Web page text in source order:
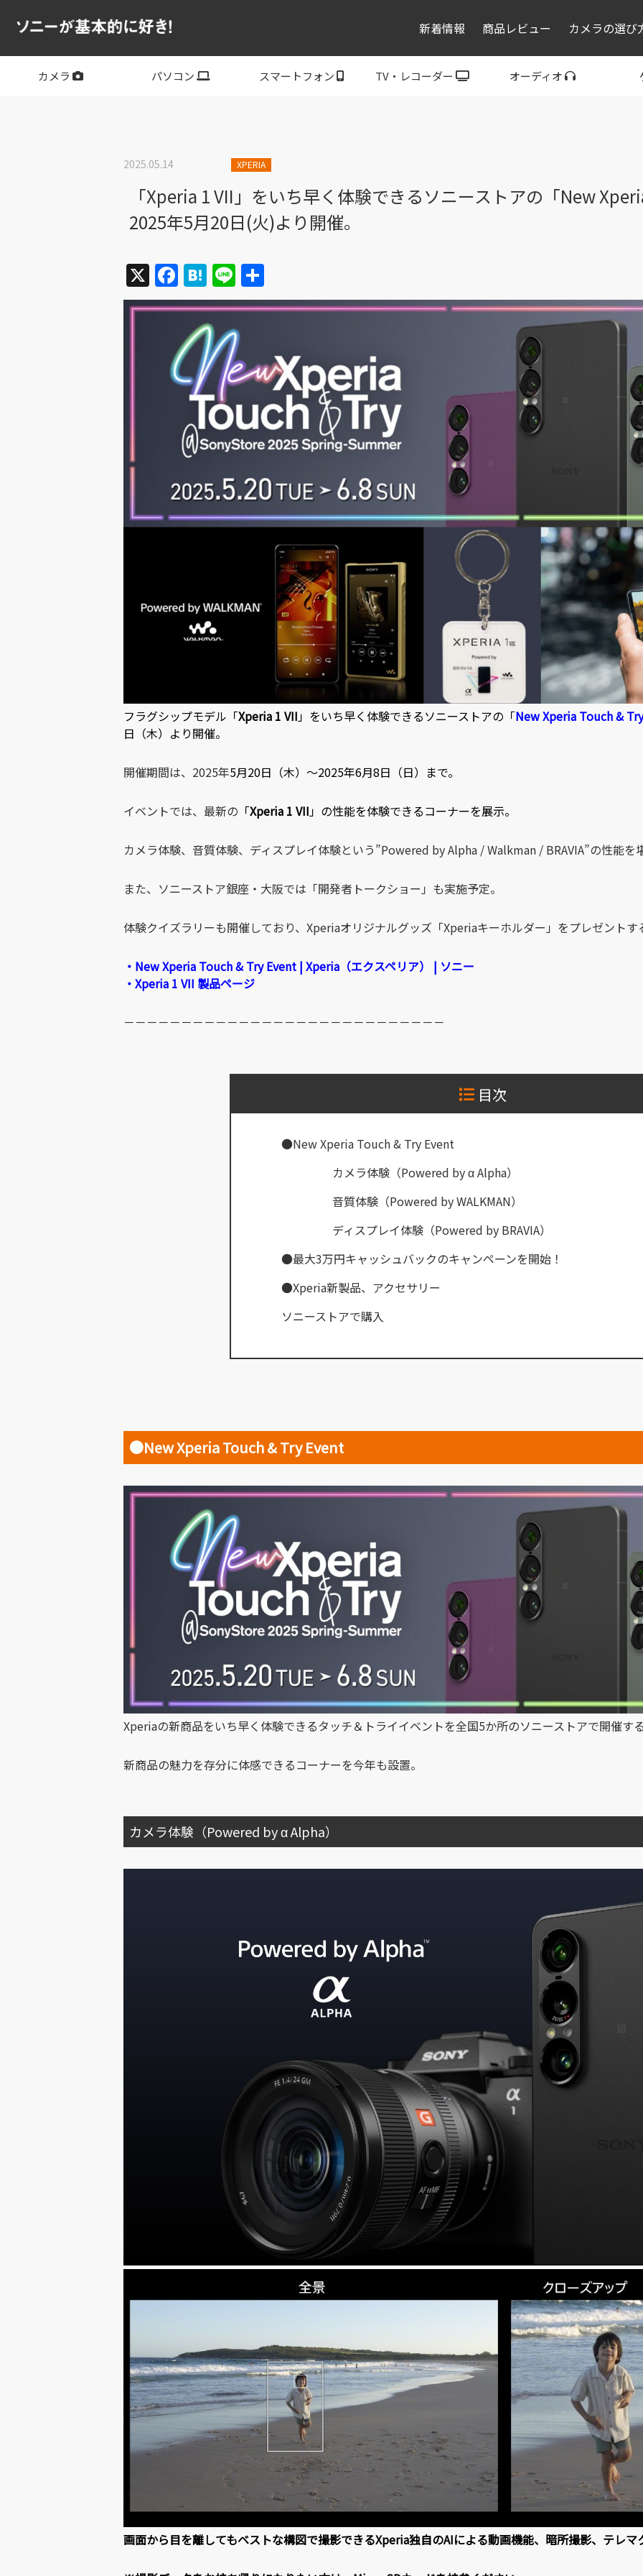
新着情報 商品レビュー カメラの選び
カメラ パソコン スマートフォン TV・レコーダー オーディオ
2025.05.14 XPERIA
「Xperia 1 VII」をいち早く体験できるソニーストアの「New
2025年5月20日(火)より開催。
X Facebook
Hatena
Line
有
フラグシップモデル「Xperia 1 VII」をいち早く体験できるソニーストアの「New Xperia Touch &
日（木）より開催。
開催期間は、2025年5月20日（木）～2025年6月8日（日）まで。
イベントでは、最新の 「Xperia 1 VII」の性能を体験できるコーナーを展示。
カメラ体験、音質体験、ディスプレイ体験という”Powered by Alpha / Walkman / BRAVIA”の性能を
また、ソニーストア銀座・大阪では「開発者トークショー」も実施予定。
体験クイズラリーも開催しており、Xperiaオリジナルグッズ「Xperiaキーホルダー」をプレゼントす
・New Xperia Touch & Try Event | Xperia（エクスペリア） | ソニー
・Xperia 1 VII 製品ページ
－－－－－－－－－－－－－－－－－－－－－－－－－－－－
目次
●New Xperia Touch & Try Event
カメラ体験（Powered by α Alpha）
音質体験（Powered by WALKMAN）
ディスプレイ体験（Powered by BRAVIA）
●最大3万円キャッシュバックのキャンペーンを開始！
●Xperia新製品、アクセサリー
ソニーストアで購入
●New Xperia Touch & Try Event
Xperiaの新商品をいち早く体験できるタッチ＆トライイベントを全国5か所のソニーストアで開催す
新商品の魅力を存分に体感できるコーナーを今年も設置。
カメラ体験（Powered by α Alpha）
画面から目を離してもベストな構図で撮影できるXperia独自のAIによる動画機能、暗所撮影、テレ